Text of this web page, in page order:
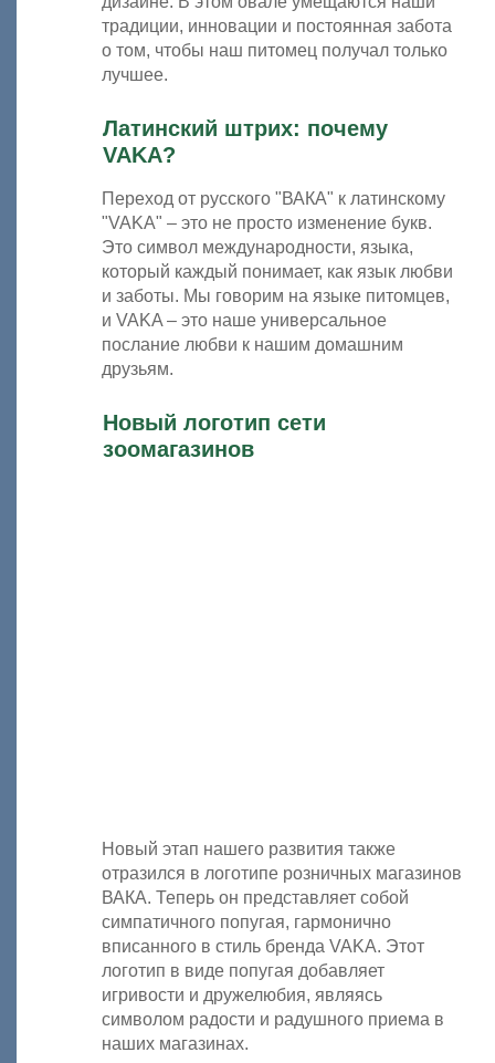
традиции, инновации и постоянная забота
о том, чтобы наш питомец получал только
лучшее.
Латинский штрих: почему
VAKA?
Переход от русского "ВАКА" к латинскому
"VAKA" – это не просто изменение букв.
Это символ международности, языка,
который каждый понимает, как язык любви
и заботы. Мы говорим на языке питомцев,
и VAKA – это наше универсальное
послание любви к нашим домашним
друзьям.
Новый логотип сети
зоомагазинов
Новый этап нашего развития также
отразился в логотипе розничных магазинов
ВАКА. Теперь он представляет собой
симпатичного попугая, гармонично
вписанного в стиль бренда VAKA. Этот
логотип в виде попугая добавляет
игривости и дружелюбия, являясь
символом радости и радушного приема в
наших магазинах.